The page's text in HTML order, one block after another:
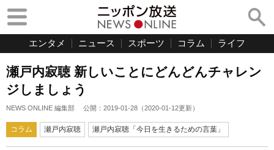
エンタメ ニュース スポーツ コラム ライフ
瀬戸内寂聴 新しいことにどんどんチャレン
ジしましょう
NEWS ONLINE 編集部 公開： 2019-01-28 （2020-01-12更新）
コラム 瀬戸内寂聴 瀬戸内寂聴「今日を生きるための言葉」